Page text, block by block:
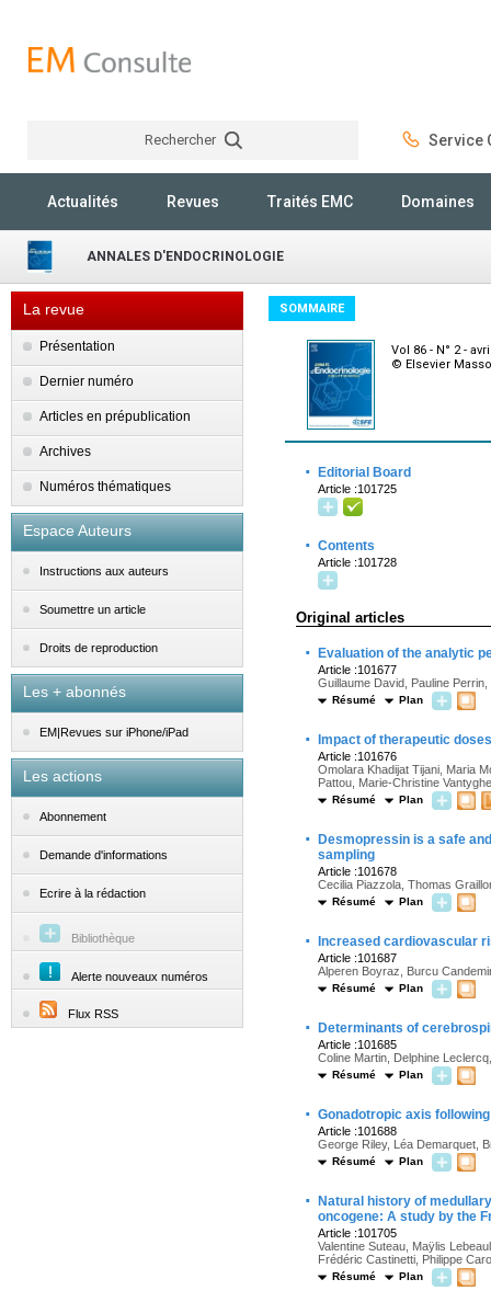
Rechercher Service
Actualités Revues Traités EMC Domaines
ANNALES D'ENDOCRINOLOGIE
La revue
Présentation
Dernier numéro
Articles en prépublication
Archives
Numéros thématiques
Espace Auteurs
Instructions aux auteurs
Soumettre un article
Droits de reproduction
Les + abonnés
EM|Revues sur iPhone/iPad
Les actions
Abonnement
Demande d'informations
Ecrire à la rédaction
Bibliothèque
Alerte nouveaux numéros
Flux RSS
SOMMAIRE
Vol 86 - N° 2 -
© Elsevier
· Editorial Board
Article :101725
· Contents
Article :101728
Original articles
· Evaluation of the analytic
Article :101677
Guillaume David, Pauline
Résumé Plan
· Impact of therapeutic
Article :101676
Omolara Khadijat Tijani, Maria
Pattou, Marie-Christine
Résumé Plan
·
Desmopressin is a safe
sampling
Article :101678
Cecilia Piazzola, Thomas
Résumé Plan
· Increased cardiovascular
Article :101687
Alperen Boyraz, Burcu
Résumé Plan
· Determinants of
Article :101685
Coline Martin, Delphine
Résumé Plan
· Gonadotropic axis
Article :101688
George Riley, Léa Demarquet,
Résumé Plan
·
Natural history of
oncogene: A study by the
Article :101705
Valentine Suteau, Maÿlis
Frédéric Castinetti, Philippe
Résumé Plan